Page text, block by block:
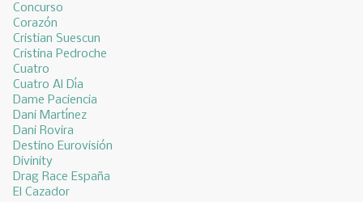
Concurso
Corazón
Cristian Suescun
Cristina Pedroche
Cuatro
Cuatro Al Día
Dame Paciencia
Dani Martínez
Dani Rovira
Destino Eurovisión
Divinity
Drag Race España
El Cazador